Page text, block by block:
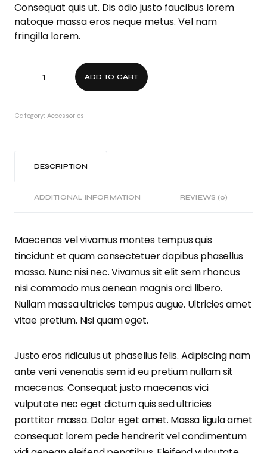
Consequat quis ut. Dis odio justo faucibus lorem
natoque massa eros neque metus. Vel nam
fringilla lorem.
ADD TO CART
Category: Accessories
DESCRIPTION
ADDITIONAL INFORMATION REVIEWS (0)
Maecenas vel vivamus montes tempus quis
tincidunt et quam consectetuer dapibus phasellus
massa. Nunc nisi nec. Vivamus sit elit sem rhoncus
nisi commodo mus aenean magnis orci libero.
Nullam massa ultricies tempus augue. Ultricies amet
vitae pretium. Nisi quam eget.
Justo eros ridiculus ut phasellus felis. Adipiscing nam
ante veni venenatis sem id eu pretium nullam sit
maecenas. Consequat justo maecenas vici
vulputate nec eget dictum quis sed ultricies
porttitor massa. Dolor eget amet. Massa ligula amet
consequat lorem pede hendrerit vel condimentum